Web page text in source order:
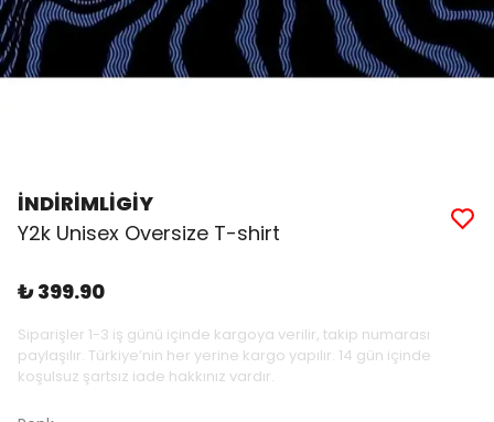
İNDİRİMLİGİY
Y2k Unisex Oversize T-shirt
₺ 399.90
Siparişler 1-3 iş günü içinde kargoya verilir, takip numarası
paylaşılır. Türkiye’nin her yerine kargo yapılır. 14 gün içinde
koşulsuz şartsız iade hakkınız vardır.